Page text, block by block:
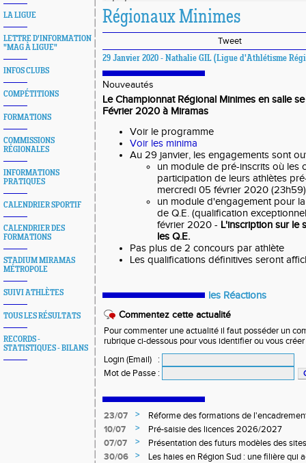
LA LIGUE
LETTRE D'INFORMATION
"MAG À LIGUE"
INFOS CLUBS
COMPÉTITIONS
FORMATIONS
COMMISSIONS
RÉGIONALES
INFORMATIONS
PRATIQUES
CALENDRIER SPORTIF
CALENDRIER DES
FORMATIONS
STADIUM MIRAMAS
MÉTROPOLE
SUIVI ATHLÈTES
TOUS LES RÉSULTATS
RECORDS -
STATISTIQUES - BILANS
Régionaux Minimes
Tweet
29 Janvier 2020 - Nathalie GIL (Ligue d'Athlétisme
Nouveautés
Le Championnat Régional Minimes en salle
Février 2020 à Miramas
Voir le programme
Voir les minima
Au 29 janvier, les engagements sont
un module de pré-inscrits où les
participation de leurs athlètes
mercredi 05 février 2020
un module d'engagement pour
de Q.E. (qualification
février 2020 - L'inscription sur le
les Q.E.
Pas plus de 2 concours par athlète
Les qualifications définitives seront
les Réactions
Commentez cette actualité
Pour commenter une actualité il faut posséder un
rubrique ci-dessous pour vous identifier ou vous
Login (Email)
:
Mot de Passe :
23/07 >
Réforme des formations de
10/07
>
Pré-saisie des licences 2026/2027
07/07
>
Présentation des futurs modèles des
30/06
>
Les haies en Région Sud : une filière qui